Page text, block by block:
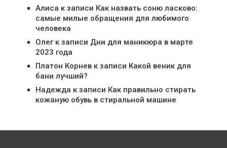
Алиса к записи Как назвать соню ласково:
самые милые обращения для любимого
человека
Олегк записи Дни для маникюра в марте
2023 года
Платон Корневк записи Какой веник для
бани лучший?
Надежда к записи Как правильно стирать
кожаную обувь в стиральной машине